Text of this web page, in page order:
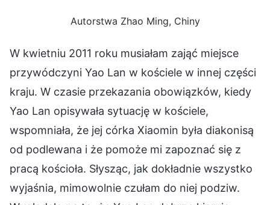
Autorstwa Zhao Ming, Chiny
W kwietniu 2011 roku musiałam zająć miejsce
przywódczyni Yao Lan w kościele w innej części
kraju. W czasie przekazania obowiązków, kiedy
Yao Lan opisywała sytuację w kościele,
wspomniała, że jej córka Xiaomin była diakonisą
od podlewana i że pomoże mi zapoznać się z
pracą kościoła. Słysząc, jak dokładnie wszystko
wyjaśnia, mimowolnie czułam do niej podziw.